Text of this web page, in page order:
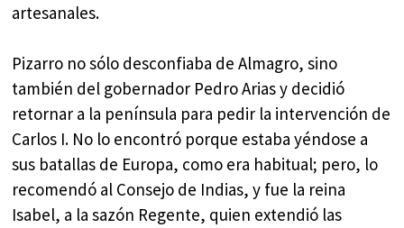
artesanales.
Pizarro no sólo desconfiaba de Almagro, sino
también del gobernador Pedro Arias y decidió
retornar a la península para pedir la intervención de
Carlos I. No lo encontró porque estaba yéndose a
sus batallas de Europa, como era habitual; pero, lo
recomendó al Consejo de Indias, y fue la reina
Isabel, a la sazón Regente, quien extendió las